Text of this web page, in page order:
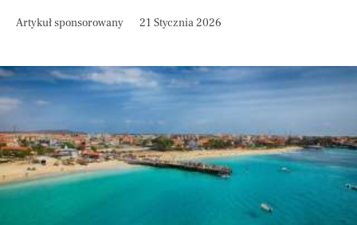
Artykuł sponsorowany 21 Stycznia 2026